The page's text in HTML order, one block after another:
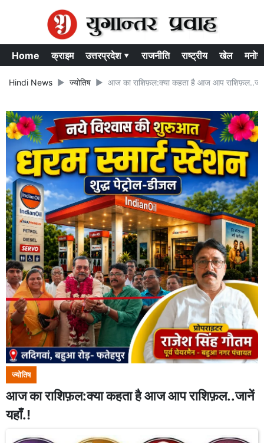
Home क्राइम उत्तरप्रदेश ▾ राजनीति राष्ट्रीय खेल
Hindi News ज्योतिष आज का राशिफ़ल:क्या कहता है आज आप
ज्योतिष
आज का राशिफ़ल:क्या कहता है आज आप राशिफ़ल..जानें
यहाँ.!